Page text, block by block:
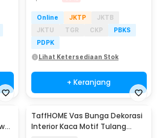
Online JKTP
JKTB
JKTU
TGR CKP
PBKS
PDPK
Lihat Ketersediaan Stok
+ Keranjang
TaffHOME Vas Bunga Dekorasi
Interior Kaca Motif Tulang